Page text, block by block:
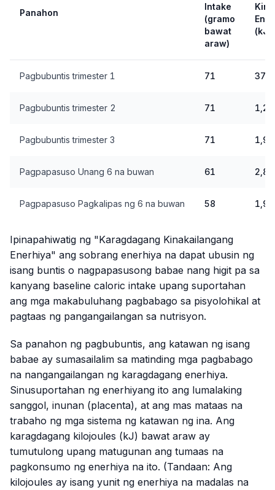
Panahon
Intake
(gramo
bawat
araw)
(kJ/
Pagbubuntis trimester 1 71 375
Pagbubuntis trimester 2 71
Pagbubuntis trimester 3 71
Pagpapasuso Unang 6 na buwan 61
Pagpapasuso Pagkalipas ng 6 na buwan 58
Ipinapahiwatig ng "Karagdagang Kinakailangang
Enerhiya" ang sobrang enerhiya na dapat ubusin ng
isang buntis o nagpapasusong babae nang higit pa sa
kanyang baseline caloric intake upang suportahan
ang mga makabuluhang pagbabago sa pisyolohikal at
pagtaas ng pangangailangan sa nutrisyon.
Sa panahon ng pagbubuntis, ang katawan ng isang
babae ay sumasailalim sa matinding mga pagbabago
na nangangailangan ng karagdagang enerhiya.
Sinusuportahan ng enerhiyang ito ang lumalaking
sanggol, inunan (placenta), at ang mas mataas na
trabaho ng mga sistema ng katawan ng ina. Ang
karagdagang kilojoules (kJ) bawat araw ay
tumutulong upang matugunan ang tumaas na
pagkonsumo ng enerhiya na ito. (Tandaan: Ang
kilojoules ay isang yunit ng enerhiya na madalas na